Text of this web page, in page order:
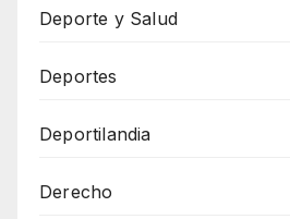
Deporte y Salud
Deportes
Deportilandia
Derecho